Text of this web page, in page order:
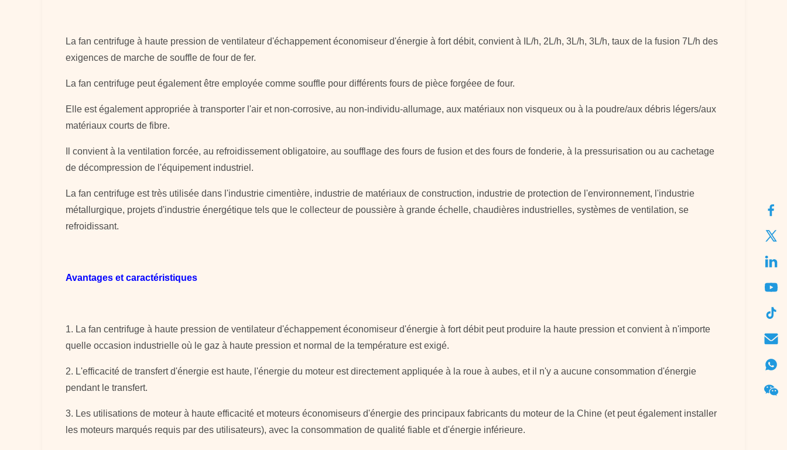
La fan centrifuge à haute pression de ventilateur d'échappement économiseur d'énergie à fort débit, convient à IL/h, 2L/h, 3L/h, 3L/h, taux de la fusion 7L/h des
exigences de marche de souffle de four de fer.
La fan centrifuge peut également être employée comme souffle pour différents fours de pièce forgéee de four.
Elle est également appropriée à transporter l'air et non-corrosive, au non-individu-allumage, aux matériaux non visqueux ou à la poudre/aux débris légers/aux
matériaux courts de fibre.
Il convient à la ventilation forcée, au refroidissement obligatoire, au soufflage des fours de fusion et des fours de fonderie, à la pressurisation ou au cachetage
de décompression de l'équipement industriel.
La fan centrifuge est très utilisée dans l'industrie cimentière, industrie de matériaux de construction, industrie de protection de l'environnement, l'industrie
métallurgique, projets d'industrie énergétique tels que le collecteur de poussière à grande échelle, chaudières industrielles, systèmes de ventilation, se
refroidissant.
Avantages et caractéristiques
1. La fan centrifuge à haute pression de ventilateur d'échappement économiseur d'énergie à fort débit peut produire la haute pression et convient à n'importe
quelle occasion industrielle où le gaz à haute pression et normal de la température est exigé.
2. L'efficacité de transfert d'énergie est haute, l'énergie du moteur est directement appliquée à la roue à aubes, et il n'y a aucune consommation d'énergie
pendant le transfert.
3. Les utilisations de moteur à haute efficacité et moteurs économiseurs d'énergie des principaux fabricants du moteur de la Chine (et peut également installer
les moteurs marqués requis par des utilisateurs), avec la consommation de qualité fiable et d'énergie inférieure.